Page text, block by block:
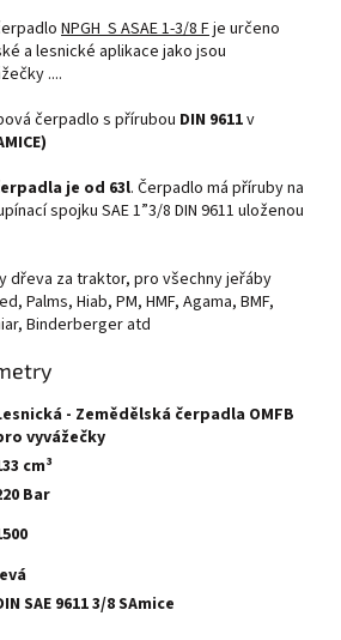
NPGH S ASAE 1-3/8 Fje určeno
a lesnické aplikace jako jsou
....
čerpadlo s přírubou DIN 9611v
je od 63l. Čerpadlo má příruby na
spojku SAE 1”3/8 DIN 9611 uloženou
dřeva za traktor, pro všechny jeřáby
Palms, Hiab, PM, HMF, Agama, BMF,
Binderberger atd
- Zemědělská čerpadla OMFB
vyvážečky
cm³
Bar
SAE 9611 3/8 SAmice